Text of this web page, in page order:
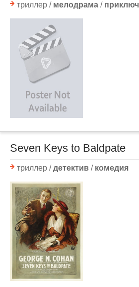
триллер / мелодрама /
Seven Keys to Baldpate
триллер /детектив / комедия